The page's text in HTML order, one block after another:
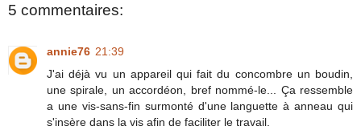
5 commentaires:
annie76 21:39
J'ai déjà vu un appareil qui fait du concombre un boudin,
une spirale, un accordéon, bref nommé-le... Ça ressemble
a une vis-sans-fin surmonté d'une languette à anneau qui
s'insère dans la vis afin de faciliter le travail.